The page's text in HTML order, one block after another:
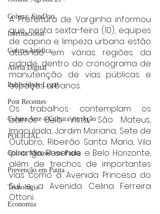
Coluna: SindJori
Internacional
Coluna Jurídica
Alerta Digital
Publicidade Legal
Post Recentes
Coluna Arte e Cultura em Ação
POLICIAL
Coluna Minasul em Pauta
Prevenção em Pauta
Tecnologia
Economia
A Prefeitura de Varginha informou
que, nesta sexta-feira (10), equipes
de capina e limpeza urbana estão
atuando em várias regiões da
cidade, dentro do cronograma de
manutenção de vias públicas e
espaços urbanos.
Os trabalhos contemplam os
bairros Bela Vista, São Mateus,
Imaculada, Jardim Mariana, Sete de
Outubro, Ribeirão Santa Maria, Vila
Ipiranga, Resende e Belo Horizonte,
além de trechos de importantes
vias como a Avenida Princesa do
Sul e a Avenida Celina Ferreira
Ottoni.